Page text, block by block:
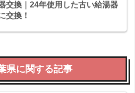
交換｜24年使用した古い給湯器
交換！
県に関する記事